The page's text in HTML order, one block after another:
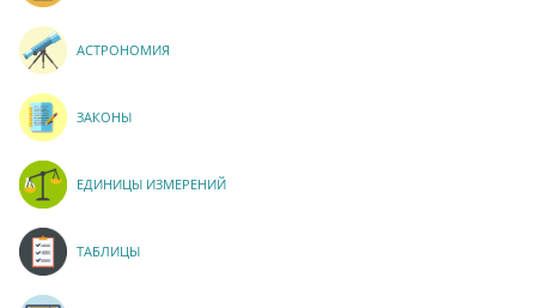
АСТРОНОМИЯ
ЗАКОНЫ
ЕДИНИЦЫ ИЗМЕРЕНИЙ
ТАБЛИЦЫ